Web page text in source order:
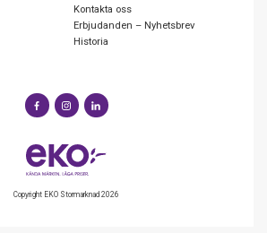
Kontakta oss
Erbjudanden – Nyhetsbrev
Historia
Copyright EKO Stormarknad 2026